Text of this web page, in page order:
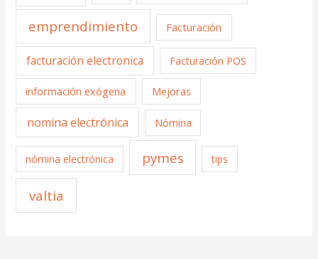
emprendimiento Facturación
facturación electronica Facturación POS
información exógena Mejoras
nomina electrónica Nómina
nómina electrónica pymes tips
valtia